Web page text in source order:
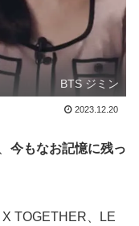
BTS ジミン
2023.12.20
今もなお記憶に残っ
TOGETHER、LE